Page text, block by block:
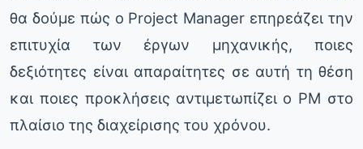
θα δούμε πώς ο Project Manager επηρεάζει την
επιτυχία των έργων μηχανικής, ποιες
δεξιότητες είναι απαραίτητες σε αυτή τη θέση
και ποιες προκλήσεις αντιμετωπίζει ο PM στο
πλαίσιο της διαχείρισης του χρόνου.